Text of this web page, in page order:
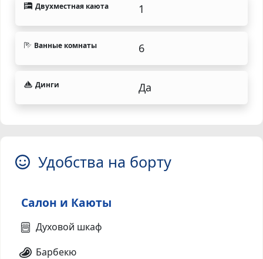
Двухместная каюта 1
Ванные комнаты 6
Динги Да
Удобства на борту
Салон и Каюты
Духовой шкаф
Барбекю